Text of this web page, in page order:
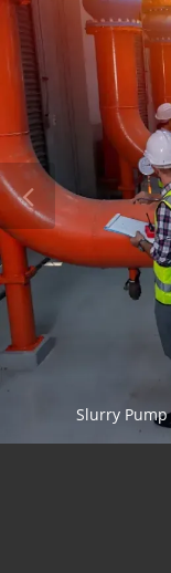
Slurry